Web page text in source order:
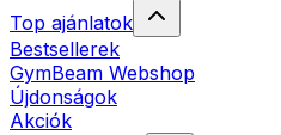
Top ajánlatok
Bestsellerek
GymBeam Webshop
Újdonságok
Akciók